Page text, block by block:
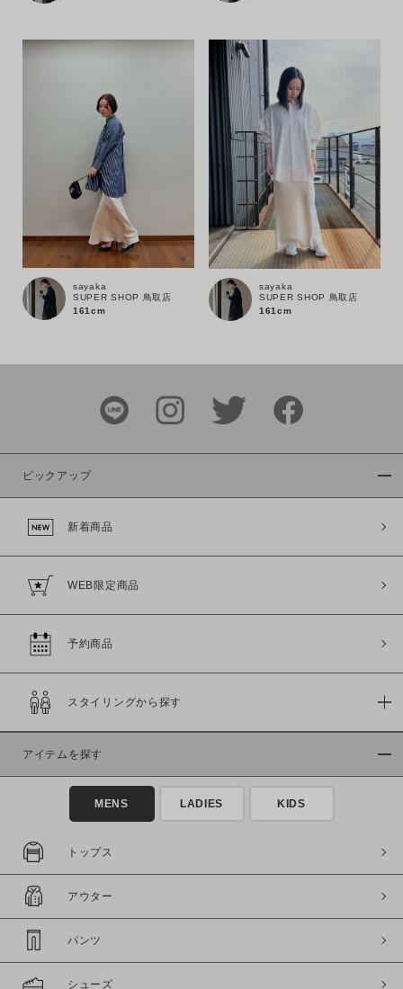
在庫なし含む
sayaka
SUPER SHOP 鳥取店
161cm
sayaka
SUPER SHOP 鳥取店
161cm
ピックアップ
新着商品
WEB限定商品
予約商品
スタイリングから探す
アイテムを探す
MENS LADIES KIDS
トップス
アウター
パンツ
シューズ